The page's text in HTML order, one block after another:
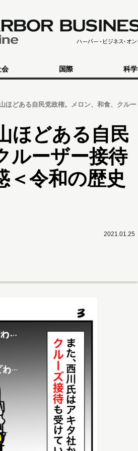
会 国際 科学
ほどある自民党政権。メロン、和食、クルー
ほどある自民
ルーザー接待
＜令和の歴史
2021.01.25